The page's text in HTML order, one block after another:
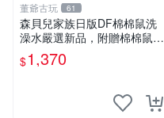
董爺古玩 61
森貝兒家族日版DF棉棉鼠洗
澡水嚴選新品，附贈棉棉鼠媽
媽與嬰兒及配件。-paper盒
裝，輕便設計方便攜帶。 棉
$1,370